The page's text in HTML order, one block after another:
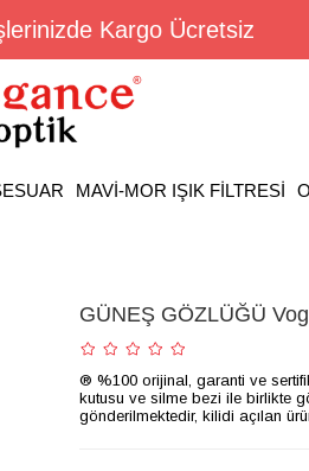
Kargo Ücretsiz
MAVİ-MOR IŞIK FİLTRESİ
GÜNEŞ GÖZLÜĞÜ
® %100 orijinal, garanti ve
kutusu ve silme bezi ile birlikte
gönderilmektedir, kilidi açılan